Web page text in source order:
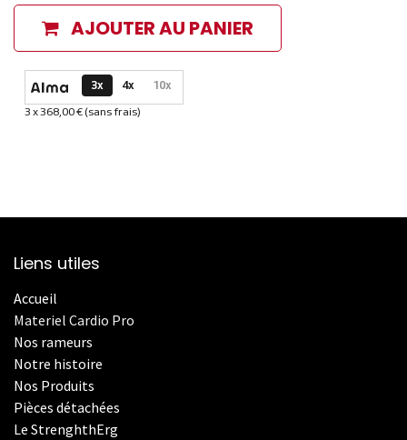
AJOUTER AU PANIER
Options de paiement disponibles
3x 4x 10x
Informations sur le plan de paiement sélectionné
3 x 368,00 € (sans frais)
Liens utiles
Accueil
Materiel Cardio Pro
Nos rameurs
Notre histoire
Nos Produits
Pièces détachées
Le StrenghthErg